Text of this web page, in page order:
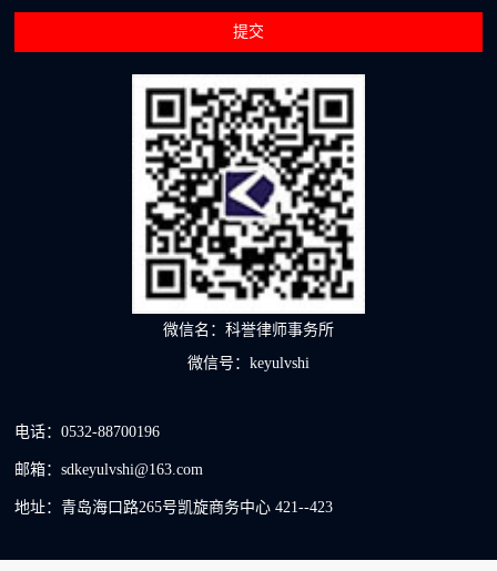
提交
微信名：科誉律师事务所
微信号：keyulvshi
电话：0532-88700196
邮箱：sdkeyulvshi@163.com
地址：青岛海口路265号凯旋商务中心 421--423